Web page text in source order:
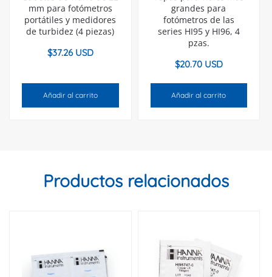
mm para fotómetros
portátiles y medidores
de turbidez (4 piezas)
$37.26 USD
Añadir al carrito
grandes para
fotómetros de las
series HI95 y HI96, 4
pzas.
$20.70 USD
Añadir al carrito
Productos relacionados